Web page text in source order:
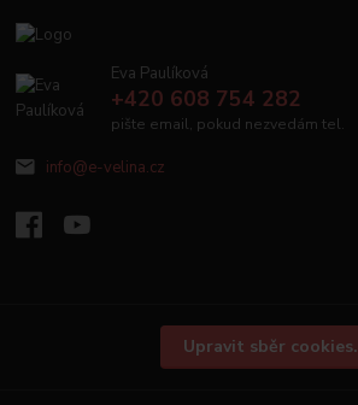
Eva Paulíková
+420 608 754 282
pište email, pokud nezvedám tel.
info@e-velina.cz
Upravit sběr cookies.